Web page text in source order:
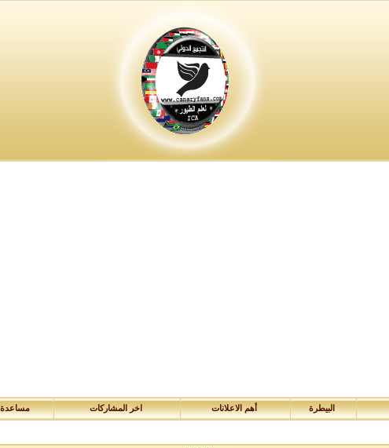
البيطرة أهم الاعلانات اخر المشاركات مساعدة